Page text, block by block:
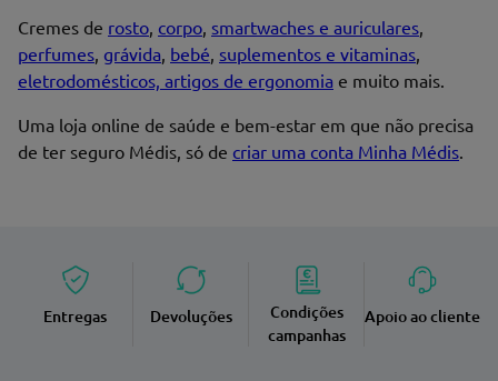
Cremes de rosto, corpo, smartwaches e auriculares,
perfumes, grávida, bebé, suplementos e vitaminas,
eletrodomésticos, artigos de ergonomia e muito mais.
Uma loja online de saúde e bem-estar em que não precisa
de ter seguro Médis, só de criar uma conta Minha Médis.
Entregas Devoluções
Condições
campanhas
Apoio ao cliente